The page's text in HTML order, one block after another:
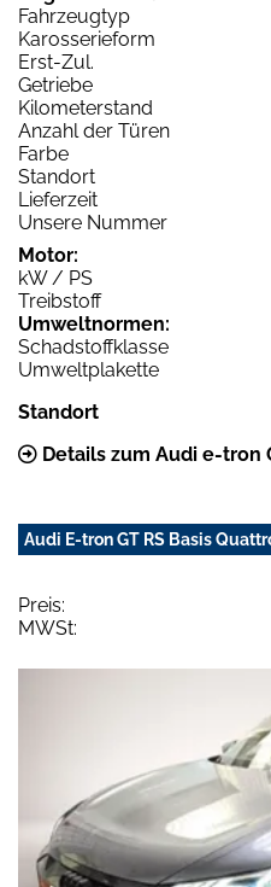
Fahrzeugtyp
Karosserieform
Erst-Zul.
Getriebe
Kilometerstand
Anzahl der Türen
Farbe
Standort
Lieferzeit
Unsere Nummer
Motor:
kW / PS
Treibstoff
Umweltnormen:
Schadstoffklasse
Umweltplakette
Standort
Details zum Audi e-tron
Audi E-tron GT RS Basis
Preis:
MWSt: